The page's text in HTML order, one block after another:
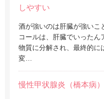
しやすい
酒が強いのは肝臓が強い
コールは、肝臓でいった
物質に分解され、最終的に
変…
慢性甲状腺炎（橋本病）